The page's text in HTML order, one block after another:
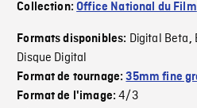
Collection:Office National du Film
Formats disponibles: Digital Beta,
Disque Digital
Format de tournage:35mm fine
Format de l'image:4/3